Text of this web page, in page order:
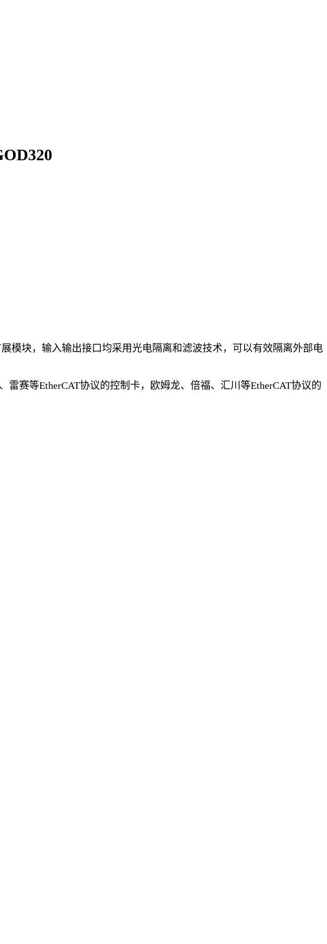
模块，输入输出接口均采用光电隔离和滤波技术，可以有效隔离外部电
赛等EtherCAT协议的控制卡，欧姆龙、倍福、汇川等EtherCAT协议的